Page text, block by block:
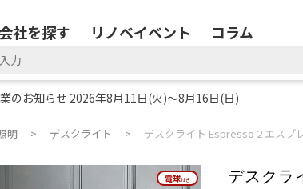
社を探す リノベイベント コラム
のお知らせ 2026年8月11日(火)～8月16日(日)
明 デスクライト デスクライト Espresso 2 エスプ
電球付き
電球付き
デスクラ